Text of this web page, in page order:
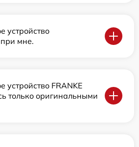
устройство
мне.
устройство FRANKE
только оригинальными